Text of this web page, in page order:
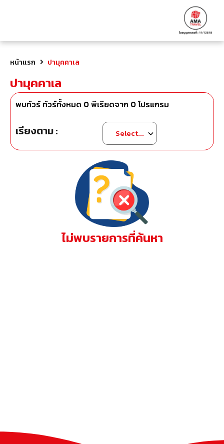
หน้าแรก ปามุคคาเล
ปามุคคาเล
พบทัวร์ ทัวร์ทั้งหมด 0พีเรียดจาก 0โปรแกรม
เรียงตาม :
ไม่พบรายการที่ค้นหา